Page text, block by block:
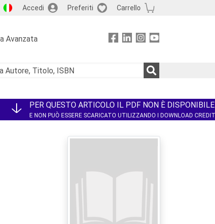
Accedi Preferiti Carrello
Avanzata
PER QUESTO ARTICOLO IL PDF NON È DISPONIBILE
E NON PUÒ ESSERE SCARICATO UTILIZZANDO I DOWNLOAD CREDIT